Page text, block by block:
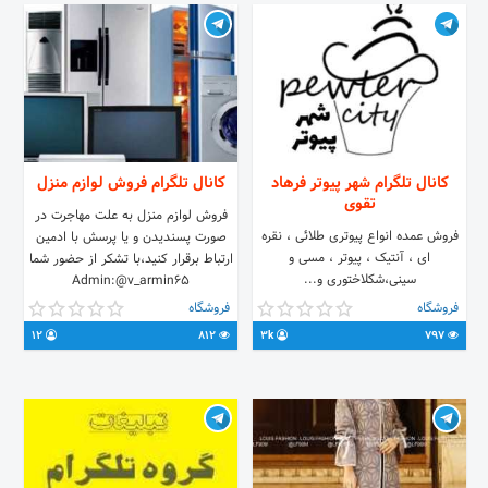
@B_M_Eugene 📲 WhatsApp:
+989391114136
کانال تلگرام شهر پیوتر فرهاد
تقوی
فروش عمده انواع پیوتری طلائی ، نقره
ای ، آنتیک ، پیوتر ، مسی و
سینی،شکلاختوری و...
https://pirhadicenter.ir/product-
category/pewtercity/ استعلام قیمت
@sfarhadtaghavi 02155050648
۲۰
فروشگاه
3k
کانال تلگرام فروش لوازم منزل
فروش لوازم منزل به علت مهاجرت در
صورت پسنديدن و يا پرسش با ادمين
ارتباط برقرار كنيد،با تشكر از حضور شما
Admin:@v_armin65
فروشگاه